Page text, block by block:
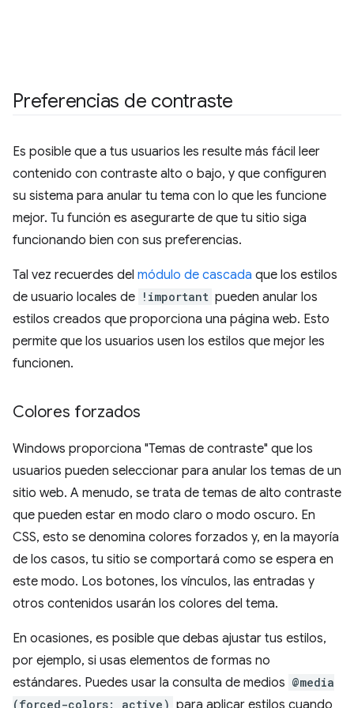
Preferencias de contraste
Es posible que a tus usuarios les resulte más fácil leer
contenido con contraste alto o bajo, y que configuren
su sistema para anular tu tema con lo que les funcione
mejor. Tu función es asegurarte de que tu sitio siga
funcionando bien con sus preferencias.
Tal vez recuerdes del módulo de cascada que los estilos
de usuario locales de !important pueden anular los
estilos creados que proporciona una página web. Esto
permite que los usuarios usen los estilos que mejor les
funcionen.
Colores forzados
Windows proporciona "Temas de contraste" que los
usuarios pueden seleccionar para anular los temas de un
sitio web. A menudo, se trata de temas de alto contraste
que pueden estar en modo claro o modo oscuro. En
CSS, esto se denomina colores forzados y, en la mayoría
de los casos, tu sitio se comportará como se espera en
este modo. Los botones, los vínculos, las entradas y
otros contenidos usarán los colores del tema.
En ocasiones, es posible que debas ajustar tus estilos,
por ejemplo, si usas elementos de formas no
estándares. Puedes usar la consulta de medios @media
(forced-colors: active)